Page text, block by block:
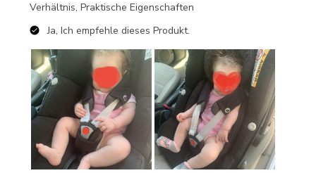
Verhältnis, Praktische Eigenschaften
Ja, Ich empfehle dieses Produkt.